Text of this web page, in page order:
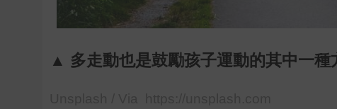
▲ 多走動也是鼓勵孩子運動的其中一種